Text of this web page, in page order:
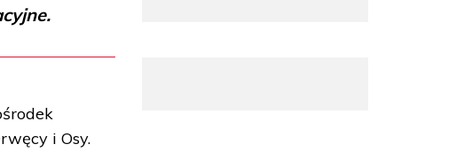
i Osy.